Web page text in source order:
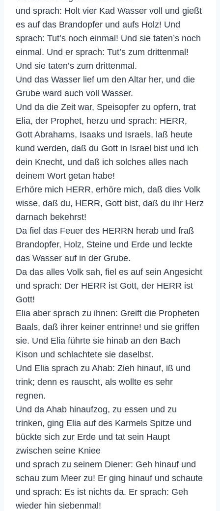
und sprach: Holt vier Kad Wasser voll und gießt
es auf das Brandopfer und aufs Holz! Und
sprach: Tut’s noch einmal! Und sie taten’s noch
einmal. Und er sprach: Tut’s zum drittenmal!
Und sie taten’s zum drittenmal.
Und das Wasser lief um den Altar her, und die
Grube ward auch voll Wasser.
Und da die Zeit war, Speisopfer zu opfern, trat
Elia, der Prophet, herzu und sprach: HERR,
Gott Abrahams, Isaaks und Israels, laß heute
kund werden, daß du Gott in Israel bist und ich
dein Knecht, und daß ich solches alles nach
deinem Wort getan habe!
Erhöre mich HERR, erhöre mich, daß dies Volk
wisse, daß du, HERR, Gott bist, daß du ihr Herz
darnach bekehrst!
Da fiel das Feuer des HERRN herab und fraß
Brandopfer, Holz, Steine und Erde und leckte
das Wasser auf in der Grube.
Da das alles Volk sah, fiel es auf sein Angesicht
und sprach: Der HERR ist Gott, der HERR ist
Gott!
Elia aber sprach zu ihnen: Greift die Propheten
Baals, daß ihrer keiner entrinne! und sie griffen
sie. Und Elia führte sie hinab an den Bach
Kison und schlachtete sie daselbst.
Und Elia sprach zu Ahab: Zieh hinauf, iß und
trink; denn es rauscht, als wollte es sehr
regnen.
Und da Ahab hinaufzog, zu essen und zu
trinken, ging Elia auf des Karmels Spitze und
bückte sich zur Erde und tat sein Haupt
zwischen seine Kniee
und sprach zu seinem Diener: Geh hinauf und
schau zum Meer zu! Er ging hinauf und schaute
und sprach: Es ist nichts da. Er sprach: Geh
wieder hin siebenmal!